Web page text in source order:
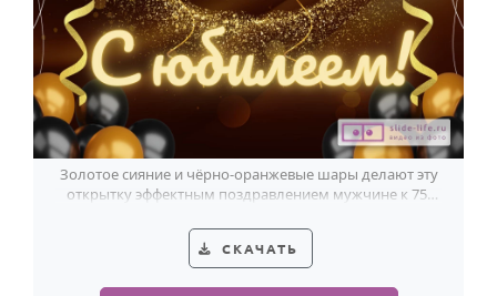
Золотое сияние и чёрно-оранжевые шары делают эту
открытку эффектным поздравлением мужчине к 75-
СКАЧАТЬ